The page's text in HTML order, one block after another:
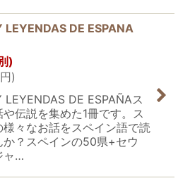
LEYENDAS DE ESPANA
)
円)
LEYENDAS DE ESPAÑAス
伝説を集めた1冊です。ス
々なお話をスペイン語で読
か？スペインの50県+セウ
ャ…